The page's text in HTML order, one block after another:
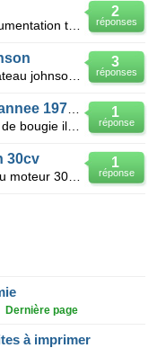
2
réponses
3
réponses
1
réponse
1
réponse
30cv
Dernière page
à imprimer